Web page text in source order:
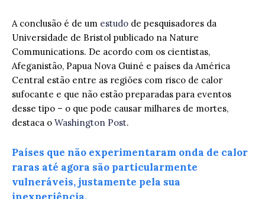
A conclusão é de um estudo de pesquisadores da
Universidade de Bristol publicado na Nature
Communications. De acordo com os cientistas,
Afeganistão, Papua Nova Guiné e países da América
Central estão entre as regiões com risco de calor
sufocante e que não estão preparadas para eventos
desse tipo – o que pode causar milhares de mortes,
destaca o Washington Post.
Países que não experimentaram onda de calor
raras até agora são particularmente
vulneráveis, justamente pela sua